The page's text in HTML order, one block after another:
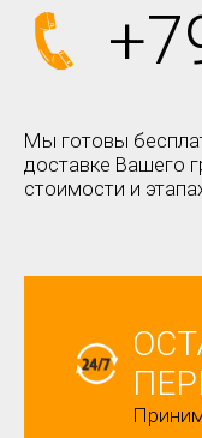
Мы готовы
доставке Вашего
стоимости и